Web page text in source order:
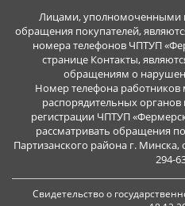
Лицами, уполномоченными
обращения покупателей,
номера телефонов ЧПТУП
странице Контакты,
обращениям о
Номер телефона работников
распорядительных органов
регистрации ЧПТУП
рассматривать обращения
Партизанского района г. Минска,
294-
Свидетельство о